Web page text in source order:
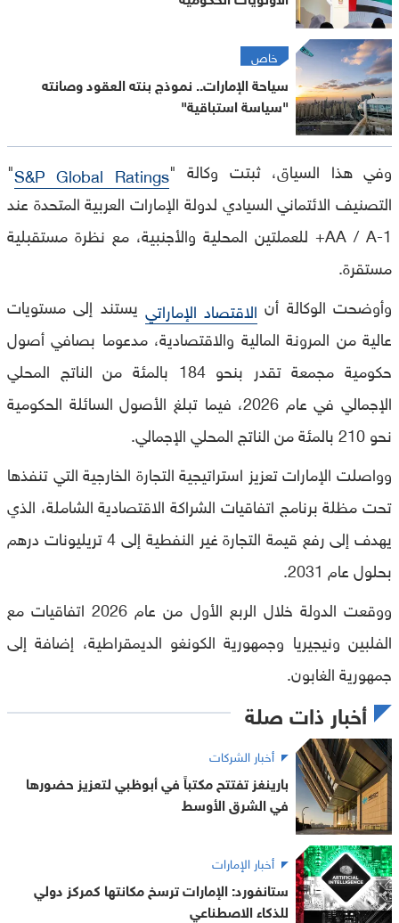
خاص
سياحة الإمارات.. نموذج بنته العقود وصانته
"سياسة استباقية"
وفي هذا السياق، ثبتت وكالة "S&P Global Ratings
"
التصنيف الائتماني السيادي لدولة الإمارات العربية المتحدة عند
AA / A-1+ للعملتين المحلية والأجنبية، مع نظرة مستقبلية
مستقرة.
وأوضحت الوكالة أن الاقتصاد الإماراتي يستند إلى مستويات
عالية من المرونة المالية والاقتصادية، مدعوما بصافي أصول
حكومية مجمعة تقدر بنحو 184 بالمئة من الناتج المحلي
الإجمالي في عام 2026، فيما تبلغ الأصول السائلة الحكومية
نحو 210 بالمئة من الناتج المحلي الإجمالي.
وواصلت الإمارات تعزيز استراتيجية التجارة الخارجية التي تنفذها
تحت مظلة برنامج اتفاقيات الشراكة الاقتصادية الشاملة، الذي
يهدف إلى رفع قيمة التجارة غير النفطية إلى 4 تريليونات درهم
بحلول عام 2031.
ووقعت الدولة خلال الربع الأول من عام 2026 اتفاقيات مع
الفلبين ونيجيريا وجمهورية الكونغو الديمقراطية، إضافة إلى
جمهورية الغابون.
أخبار ذات صلة
أخبار الشركات
بارينغز تفتتح مكتباً في أبوظبي لتعزيز حضورها
في الشرق الأوسط
أخبار الإمارات
ستانفورد: الإمارات ترسخ مكانتها كمركز دولي
للذكاء الاصطناعي